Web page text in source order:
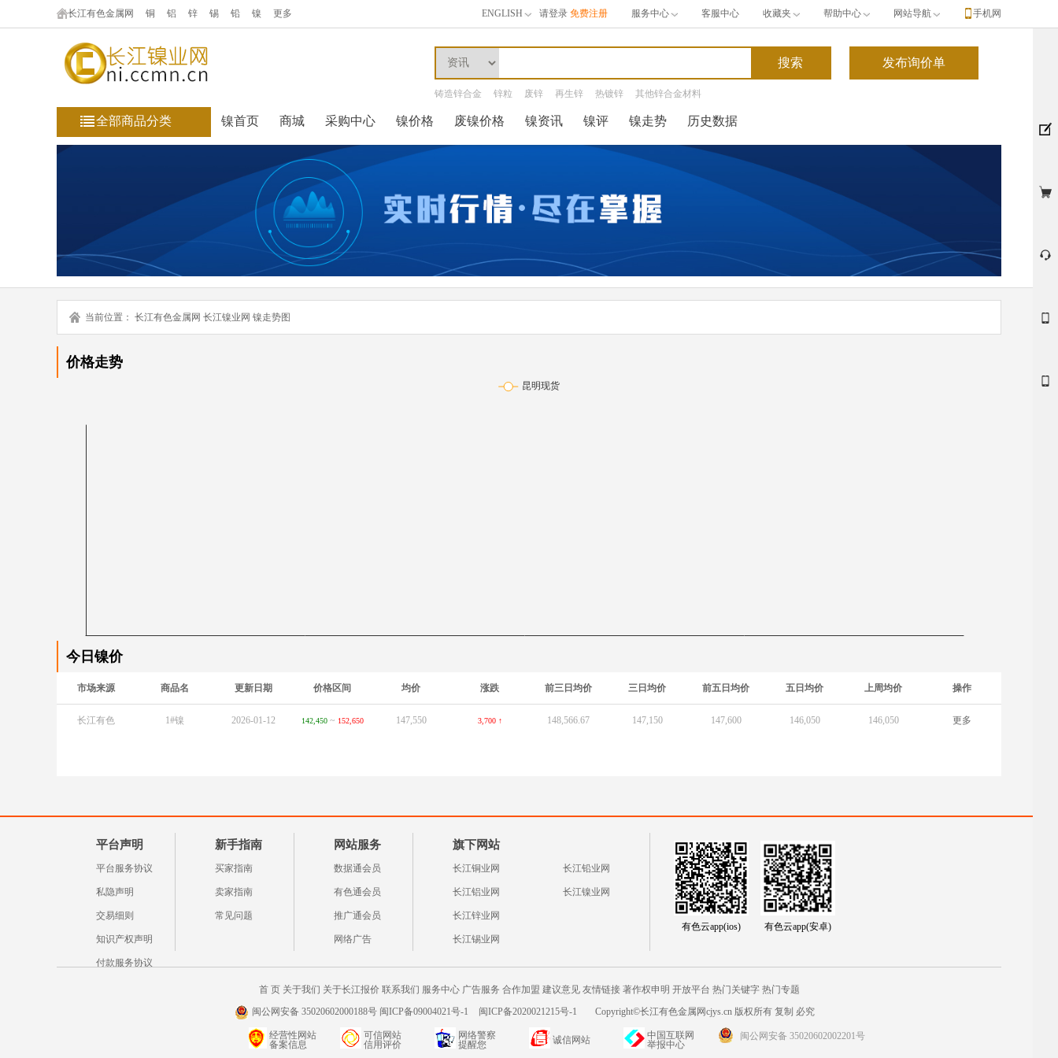
长江有色金属网 铜 铝 锌 锡 铅 镍 更多 ENGLISH 请登录 免费注册 服务中心 客服中心 收藏夹 帮助中心 网站导航 手机网
铸造锌合金 锌粒 废锌 再生锌 热镀锌 其他锌合金材料
全部商品分类 镍首页 商城 采购中心 镍价格 废镍价格 镍资讯 镍评 镍走势 历史数据
当前位置： 长江有色金属网 长江镍业网 镍走势图
价格走势
今日镍价
市场来源 商品名 更新日期 价格区间 均价 涨跌 前三日均价 三日均价 前五日均价 五日均价 上周均价 操作
长江有色 1#镍 2026-01-12 142,450~ 152,650 147,550 3,700 ↑ 148,566.67 147,150 147,600 146,050 146,050 更多
平台声明
平台服务协议
私隐声明
交易细则
知识产权声明
付款服务协议
新手指南
买家指南
卖家指南
常见问题
网站服务
数据通会员
有色通会员
推广通会员
网络广告
旗下网站
长江铜业网
长江铝业网
长江锌业网
长江锡业网
长江铅业网
长江镍业网
有色云app(ios) 有色云app(安卓)
首 页 关于我们 关于长江报价 联系我们 服务中心 广告服务 合作加盟 建议意见 友情链接 著作权申明 开放平台 热门关键字 热门专题
闽公网安备 35020602000188号 闽ICP备09004021号-1
闽ICP备2020021215号-1 Copyright©长江有色金属网cjys.cn 版权所有 复制 必究
经营性网站
备案信息
可信网站
信用评价
网络警察
提醒您
诚信网站
中国互联网
举报中心
闽公网安备 35020602002201号